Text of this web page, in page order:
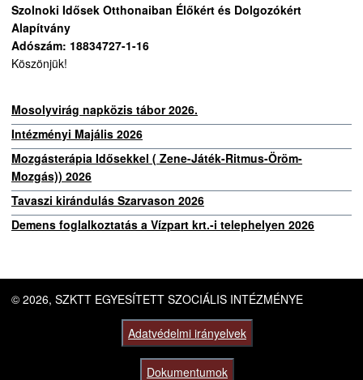
Szolnoki Idősek Otthonaiban Élőkért és Dolgozókért
Alapítvány
Adószám: 18834727-1-16
Köszönjük!
Mosolyvirág napközis tábor 2026.
Intézményi Majális 2026
Mozgásterápia Idősekkel ( Zene-Játék-Ritmus-Öröm-
Mozgás)) 2026
Tavaszi kirándulás Szarvason 2026
Demens foglalkoztatás a Vízpart krt.-i telephelyen 2026
© 2026, SZKTT EGYESÍTETT SZOCIÁLIS INTÉZMÉNYE
Adatvédelmi irányelvek
Dokumentumok